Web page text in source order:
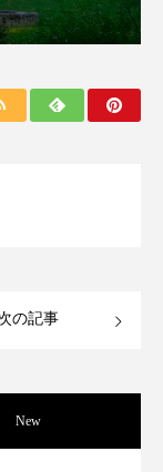
の記事
New